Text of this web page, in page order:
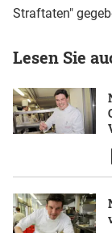
Straftaten"
Lesen Sie